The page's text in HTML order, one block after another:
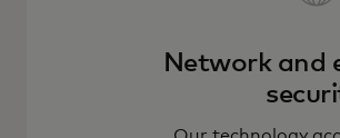
Network and